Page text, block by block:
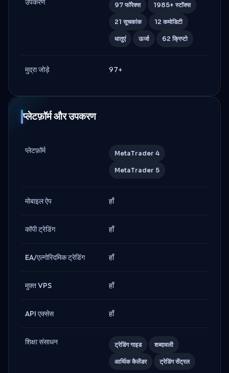
97 फॉरेक्स 1985+ स्टॉक्स
21 सूचकांक 12 कमोडिटी
धातुएं ऊर्जा 62 क्रिप्टो
मुद्रा जोड़े 97+
प्लेटफ़ॉर्म और उपकरण
प्लेटफ़ॉर्म MetaTrader 4
MetaTrader 5
मोबाइल ऐप हाँ
कॉपी ट्रेडिंग हाँ
EA/एल्गोरिदमिक ट्रेडिंग हाँ
मुफ़्त VPS हाँ
API एक्सेस हाँ
शिक्षा संसाधन ट्रेडिंग गाइड शब्दावली
आर्थिक कैलेंडर ट्रेडिंग सेंट्रल